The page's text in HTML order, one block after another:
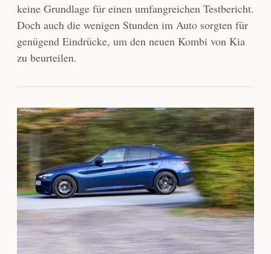
keine Grundlage für einen umfangreichen Testbericht.
Doch auch die wenigen Stunden im Auto sorgten für
genügend Eindrücke, um den neuen Kombi von Kia
zu beurteilen.